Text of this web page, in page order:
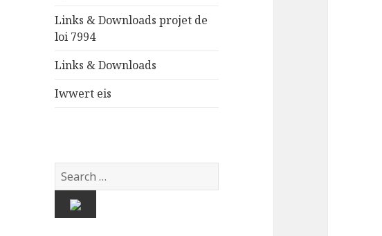
Links & Downloads projet de
loi 7994
Links & Downloads
Iwwert eis